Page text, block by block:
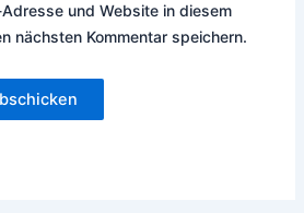
und Website in diesem
nächsten Kommentar speichern.